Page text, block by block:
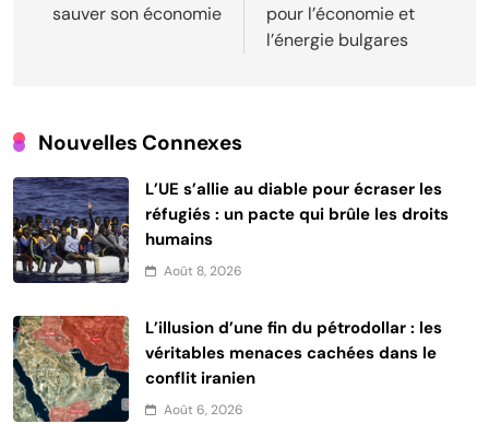
sauver son économie
pour l’économie et
l’énergie bulgares
Nouvelles Connexes
L’UE s’allie au diable pour écraser les
réfugiés : un pacte qui brûle les droits
humains
Août 8, 2026
L’illusion d’une fin du pétrodollar : les
véritables menaces cachées dans le
conflit iranien
Août 6, 2026